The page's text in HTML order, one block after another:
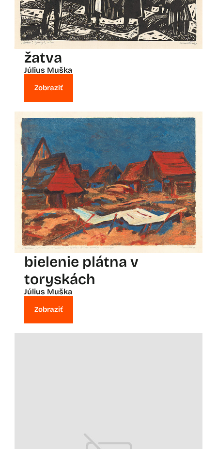
žatva
Július Muška
Zobraziť
bielenie plátna v
toryskách
Július Muška
Zobraziť